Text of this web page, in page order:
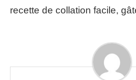
recette de collation facile,